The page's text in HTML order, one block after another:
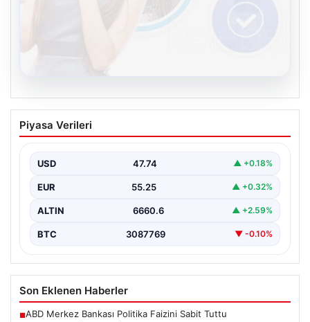
Kelebek.Org İle Sanal İletişimin Güvenli
Adresi Ve Chat Deneyimi
kurması büyük bir önem ifade etmektedir. Halen…
Piyasa Verileri
USD 47.74 ▲ +0.18%
EUR 55.25 ▲ +0.32%
ALTIN 6660.6 ▲ +2.59%
BTC 3087769 ▼ -0.10%
Son Eklenen Haberler
■ABD Merkez Bankası Politika Faizini Sabit Tuttu